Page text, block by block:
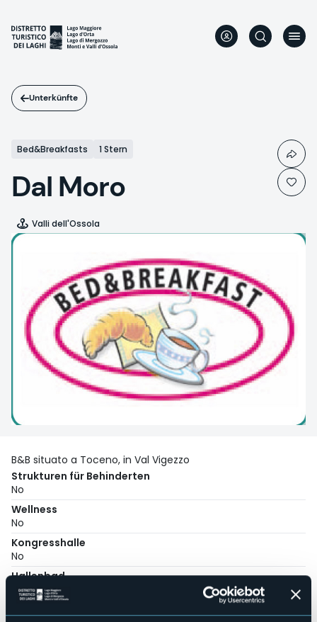
Inhalt
Unterkünfte
Bed&Breakfasts 1 Stern
Dal Moro
Valli dell'Ossola
B&B situato a Toceno, in Val Vigezzo
Strukturen für Behinderten
No
Wellness
No
Kongresshalle
No
Hallenbad
No